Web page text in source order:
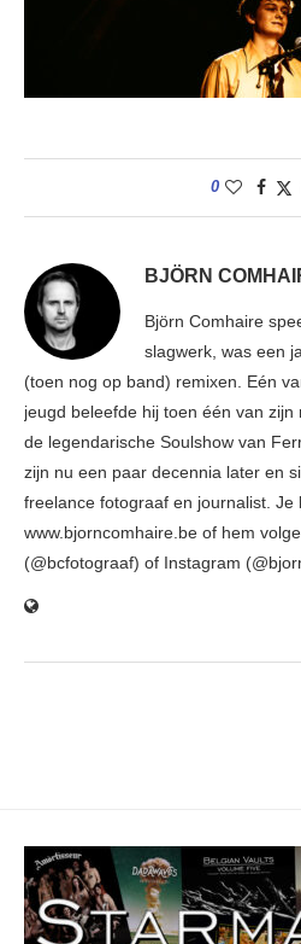
0
BJÖRN
Björn Comhaire
slagwerk, was een
(toen nog op band) remixen. Eén
jeugd beleefde hij toen één van
de legendarische Soulshow van
zijn nu een paar decennia later en
freelance fotograaf en journalist.
www.bjorncomhaire.be of hem
(@bcfotograaf) of Instagram